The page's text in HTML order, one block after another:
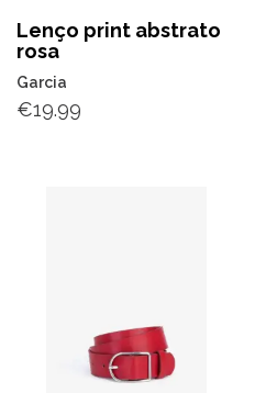
Lenço print abstrato
rosa
Garcia
€19.99